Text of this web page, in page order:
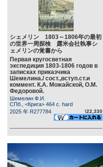
シェメリン 1803～1806年の最初
の世界一周探検 露米会社執事シ
ェメリンの覚書から
Первая кругосветная
экспедиция 1803-1806 годов в
записках приказчика
Шемелина./ сост.,вступ.ст.и
коммент. К.А. Можайской, О.М.
Федоровой.
Шемелин Ф.И.
СПб., <Крига> 464 c. hard
2025 年 R277784
\22,330